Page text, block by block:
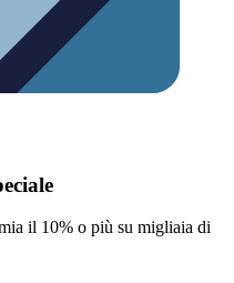
il 10% o più su migliaia di